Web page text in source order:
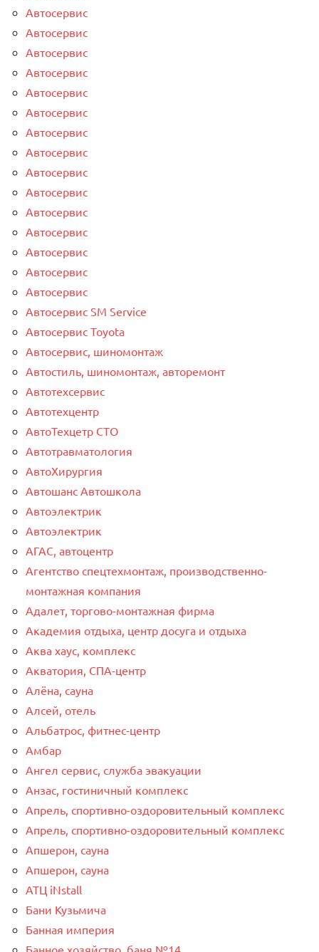
Автосервис
Автосервис
Автосервис
Автосервис
Автосервис
Автосервис
Автосервис
Автосервис
Автосервис
Автосервис
Автосервис
Автосервис
Автосервис
Автосервис
Автосервис
Автосервис SM Service
Автосервис Toyota
Автосервис, шиномонтаж
Автостиль, шиномонтаж, авторемонт
Автотехсервис
Автотехцентр
АвтоТехцетр СТО
Автотравматология
АвтоХирургия
Автошанс Автошкола
Автоэлектрик
Автоэлектрик
АГАС, автоцентр
Агентство спецтехмонтаж, производственно-
монтажная компания
Адалет, торгово-монтажная фирма
Академия отдыха, центр досуга и отдыха
Аква хаус, комплекс
Акватория, СПА-центр
Алёна, сауна
Алсей, отель
Альбатрос, фитнес-центр
Амбар
Ангел сервис, служба эвакуации
Анзас, гостиничный комплекс
Апрель, спортивно-оздоровительный комплекс
Апрель, спортивно-оздоровительный комплекс
Апшерон, сауна
Апшерон, сауна
АТЦ iNstall
Бани Кузьмича
Банная империя
Банное хозяйство, баня №14